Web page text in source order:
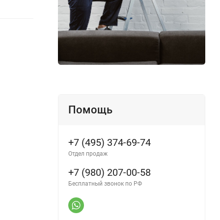
Помощь
+7 (495) 374-69-74
Отдел продаж
+7 (980) 207-00-58
Бесплатный звонок по РФ